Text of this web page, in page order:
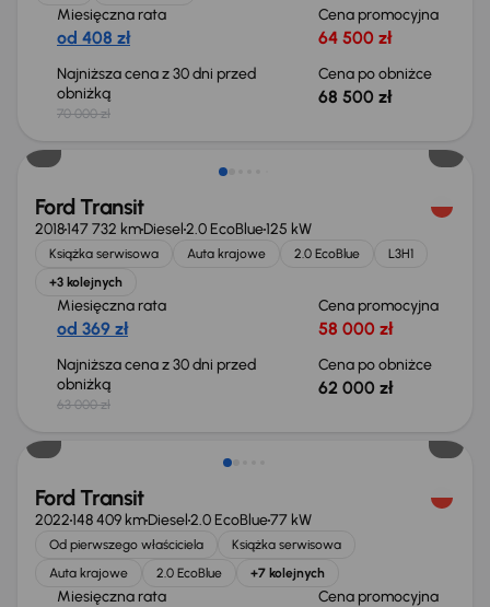
Miesięczna rata
od 408 zł
Cena promocyjna
64 500 zł
Najniższa cena z 30 dni przed
obniżką
70 000 zł
Cena po obniżce
68 500 zł
Taniej o 1 000 zł
Ford Transit
2018147 732 kmDiesel2.0 EcoBlue125 kW
Książka serwisowa Auta krajowe 2.0 EcoBlue
L3H1
+3 kolejnych
Miesięczna rata
od 369 zł
Cena promocyjna
58 000 zł
Najniższa cena z 30 dni przed
obniżką
63 000 zł
Cena po obniżce
62 000 zł
Możliwość odliczenia VAT
Ford Transit
2022148 409 kmDiesel2.0 EcoBlue77 kW
Od pierwszego właściciela
Książka serwisowa
Auta krajowe
2.0 EcoBlue +7 kolejnych
Miesięczna rata Cena promocyjna